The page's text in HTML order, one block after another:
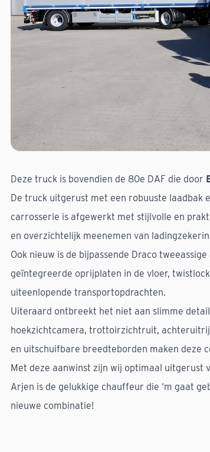
Deze truck is bovendien de 80e DAF die door
De truck uitgerust met een robuuste laadbak
carrosserie is afgewerkt met stijlvolle en
en overzichtelijk meenemen van
Ook nieuw is de bijpassende Draco
geïntegreerde oprijplaten in de vloer,
uiteenlopende transportopdrachten.
Uiteraard ontbreekt het niet aan slimme
hoekzichtcamera, trottoirzichtruit,
en uitschuifbare breedteborden maken deze
Met deze aanwinst zijn wij optimaal
Arjen is de gelukkige chauffeur die ‘m gaat
nieuwe combinatie!